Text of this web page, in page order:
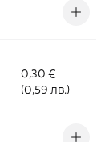
0,30 €
(0,59 лв.)